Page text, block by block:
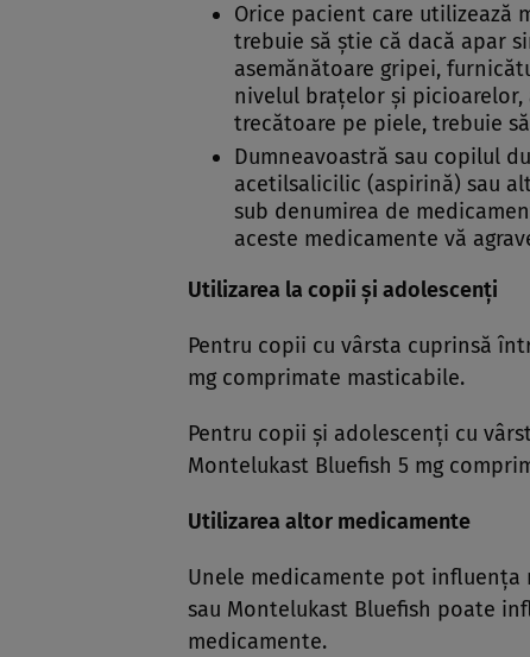
Orice pacient care utilizează
trebuie să ştie că dacă apar
asemănătoare gripei,
nivelul braţelor şi
trecătoare pe piele, trebuie
Dumneavoastră sau copilul
acetilsalicilic (aspirină) sau
sub denumirea de
aceste medicamente vă
Utilizarea la copii şi adolescenţi
Pentru copii cu vârsta cuprinsă
mg comprimate masticabile.
Pentru copii şi adolescenţi cu
Montelukast Bluefish 5 mg
Utilizarea altor medicamente
Unele medicamente pot influenţa
sau Montelukast Bluefish poate
medicamente.